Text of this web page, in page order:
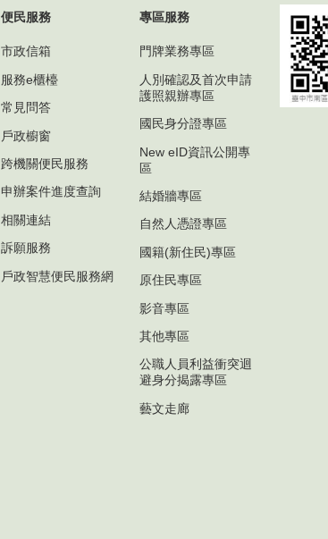
便民服務
市政信箱
服務e櫃檯
常見問答
戶政櫥窗
跨機關便民服務
申辦案件進度查詢
相關連結
訴願服務
戶政智慧便民服務網
專區服務
門牌業務專區
人別確認及首次申請
護照親辦專區
國民身分證專區
New eID資訊公開專
區
結婚牆專區
自然人憑證專區
國籍(新住民)專區
原住民專區
影音專區
其他專區
公職人員利益衝突迴
避身分揭露專區
藝文走廊